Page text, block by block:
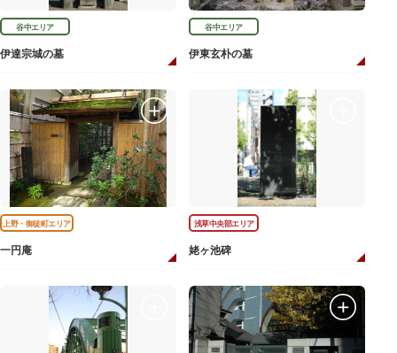
谷中エリア
伊達宗城の墓
谷中エリア
伊東玄朴の墓
上野・御徒町エリア
一円庵
浅草中央部エリア
姥ヶ池碑